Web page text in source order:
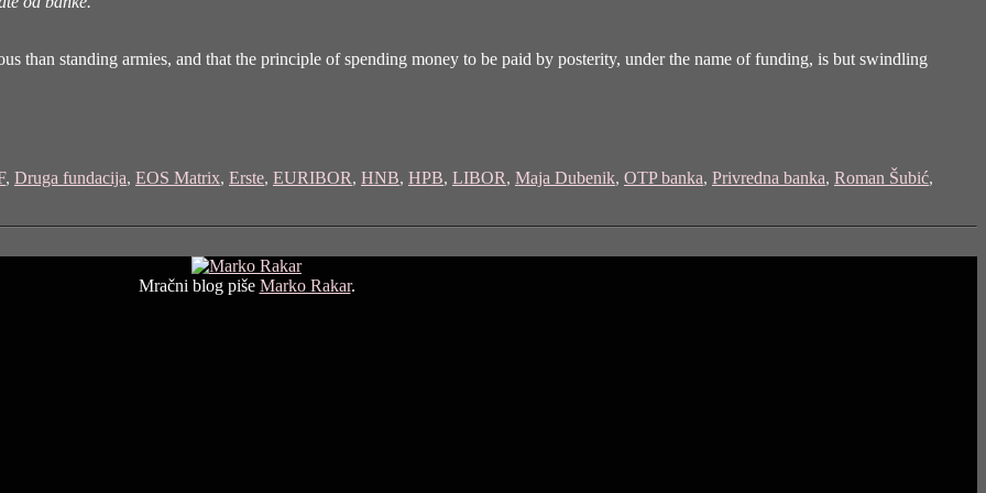
than standing armies, and that the principle of spending money to be paid by posterity, under the name of funding, is but swindling
, Druga fundacija, EOS Matrix, Erste, EURIBOR, HNB, HPB, LIBOR, Maja Dubenik, OTP banka, Privredna banka, Roman Šubić,
Mračni blog piše Marko Rakar.